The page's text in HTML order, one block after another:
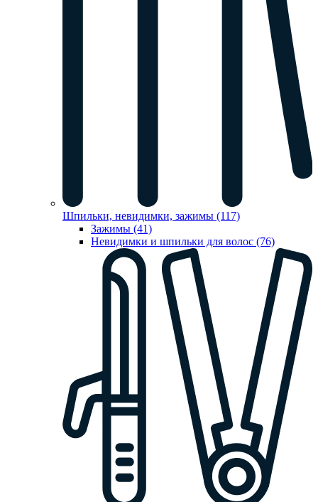
Шпильки, невидимки, зажимы (117)
Зажимы (41)
Невидимки и шпильки для волос (76)